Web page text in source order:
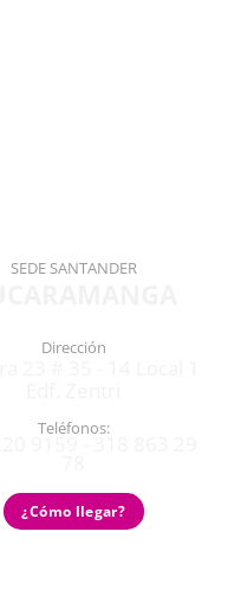
SEDE SANTANDER
Dirección
Teléfonos:
¿Cómo llegar?